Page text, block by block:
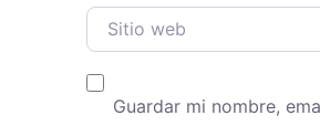
Sitio web
Guardar mi nombre,